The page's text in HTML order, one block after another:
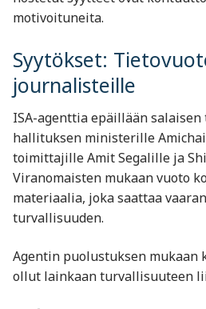
motivoituneita.
Syytökset:
journalisteille
ISA-agenttia epäillään
hallituksen ministerille
toimittajille Amit Segalille ja
Viranomaisten mukaan vuoto
materiaalia, joka saattaa
turvallisuuden.
Agentin puolustuksen mukaan
ollut lainkaan turvallisuuteen